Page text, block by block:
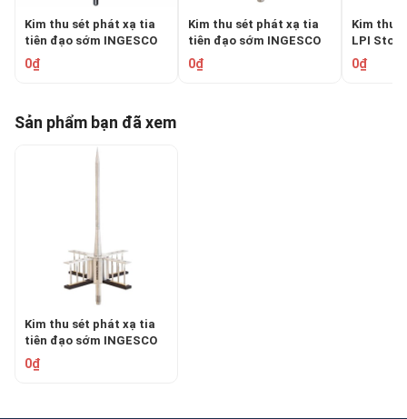
Kim thu sét phát xạ tia
tiên đạo sớm INGESCO
PDC 5.3
0₫
Kim thu sét phát xạ tia
tiên đạo sớm INGESCO
PDC 3.1
0₫
Kim thu
LPI
0₫
Sản phẩm bạn đã xem
Kim thu sét phát xạ tia
tiên đạo sớm INGESCO
PDC 4.3
0₫